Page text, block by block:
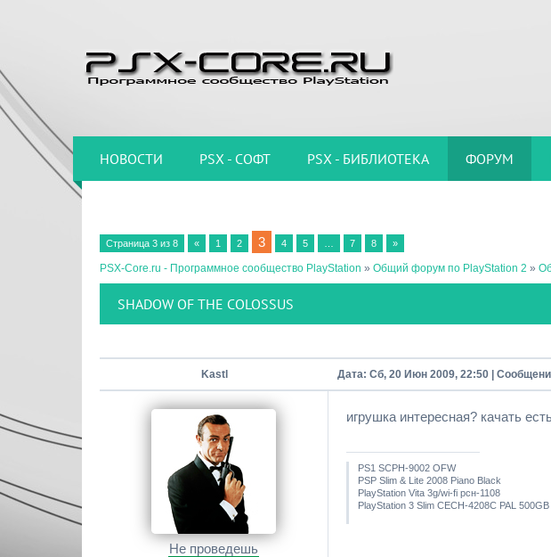
НОВОСТИ PSX - СОФТ PSX - БИБЛИОТЕКА ФОРУМ
Страница 3 из 8 « 1 2 3 4 5 7 8 »
PSX-Core.ru - Программное сообщество PlayStation » Общий форум по PlayStation 2 »
SHADOW OF THE COLOSSUS
Kastl Дата: Сб, 20 Июн 2009, 22:50 |
Не проведешь
игрушка интересная? качать
PS1 SCPH-9002 OFW
PSP Slim & Lite 2008 Piano Black
PlayStation Vita 3g/wi-fi рсн-1108
PlayStation 3 Slim CECH-4208C PAL